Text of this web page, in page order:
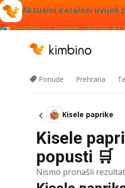
Aktualni katalozi uvijek
Dodajte u Chrome –
Ponude Prehrana
Kisele paprike
Kisele
popusti 🛒
Nismo pronašli